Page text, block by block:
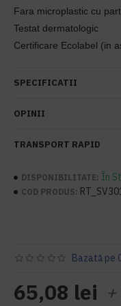
Fara microplastic cu
Testat dermatologic
Certificare Ecolabel (in
SPECIFICATII
OPINII
TRANSPORT RAPID
DISPONIBILITATE: În
COD PRODUS:
Bazată pe
65,08 lei